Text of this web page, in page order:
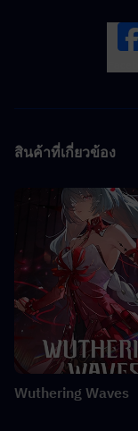
สินค้าที่เกี่ยวข้อง
Wuthering Waves